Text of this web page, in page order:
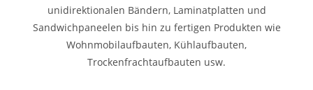
unidirektionalen Bändern, Laminatplatten und
Sandwichpaneelen bis hin zu fertigen Produkten wie
Wohnmobilaufbauten, Kühlaufbauten,
Trockenfrachtaufbauten usw.